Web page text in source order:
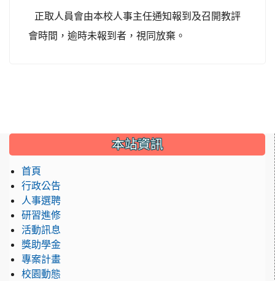
正取人員會由本校人事主任通知報到及召開教評
會時間，逾時未報到者，視同放棄。
::: 本站資訊
首頁
行政公告
人事選聘
研習進修
活動訊息
獎助學金
專案計畫
校園動態